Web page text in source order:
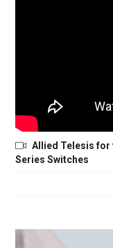
Allied Telesis for
Series Switches